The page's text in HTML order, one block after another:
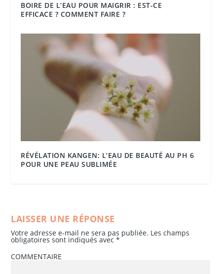
BOIRE DE L’EAU POUR MAIGRIR : EST-CE
EFFICACE ? COMMENT FAIRE ?
RÉVÉLATION KANGEN: L’EAU DE BEAUTÉ AU PH 6
POUR UNE PEAU SUBLIMÉE
LAISSER UNE RÉPONSE
Votre adresse e-mail ne sera pas publiée. Les champs
obligatoires sont indiqués avec*
COMMENTAIRE